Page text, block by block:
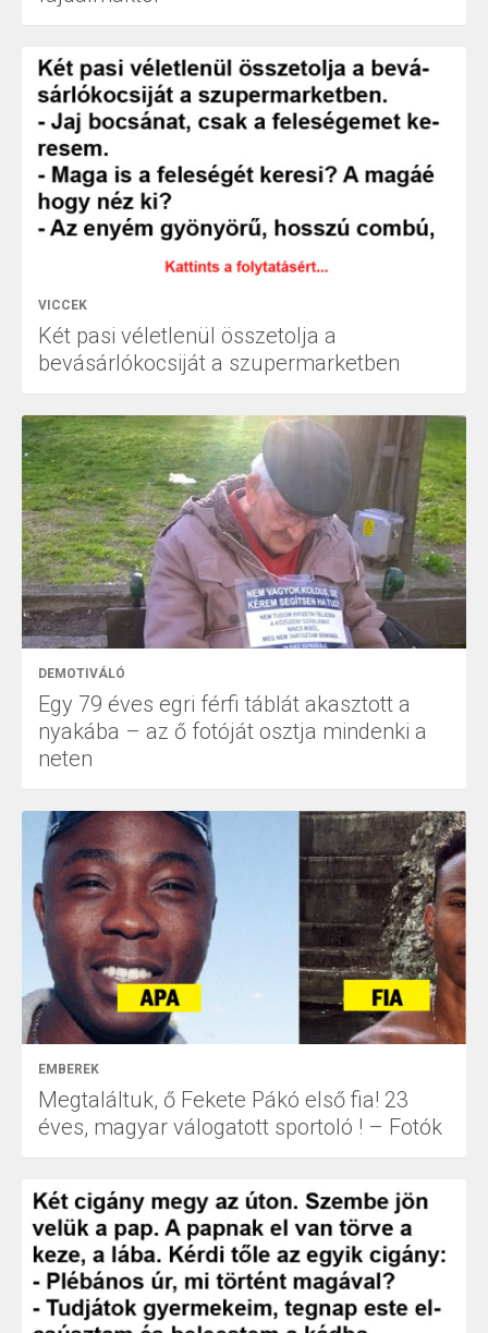
VICCEK
Két pasi véletlenül összetolja a
bevásárlókocsiját a szupermarketben
DEMOTIVÁLÓ
Egy 79 éves egri férfi táblát akasztott a
nyakába – az ő fotóját osztja mindenki a
neten
EMBEREK
Megtaláltuk, ő Fekete Pákó első fia! 23
éves, magyar válogatott sportoló ! – Fotók